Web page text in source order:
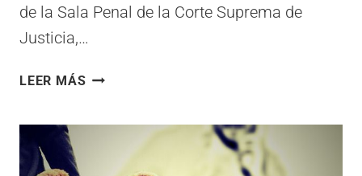
de la Sala Penal de la Corte Suprema de
Justicia,…
LEER MÁS¿PUEDE
CONDENADA